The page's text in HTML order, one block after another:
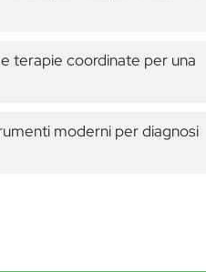
terapie coordinate per una
moderni per diagnosi